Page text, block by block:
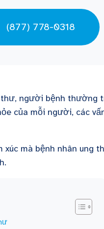
(877) 778-0318
người bệnh thường
của mỗi người, các
mà bệnh nhân ung